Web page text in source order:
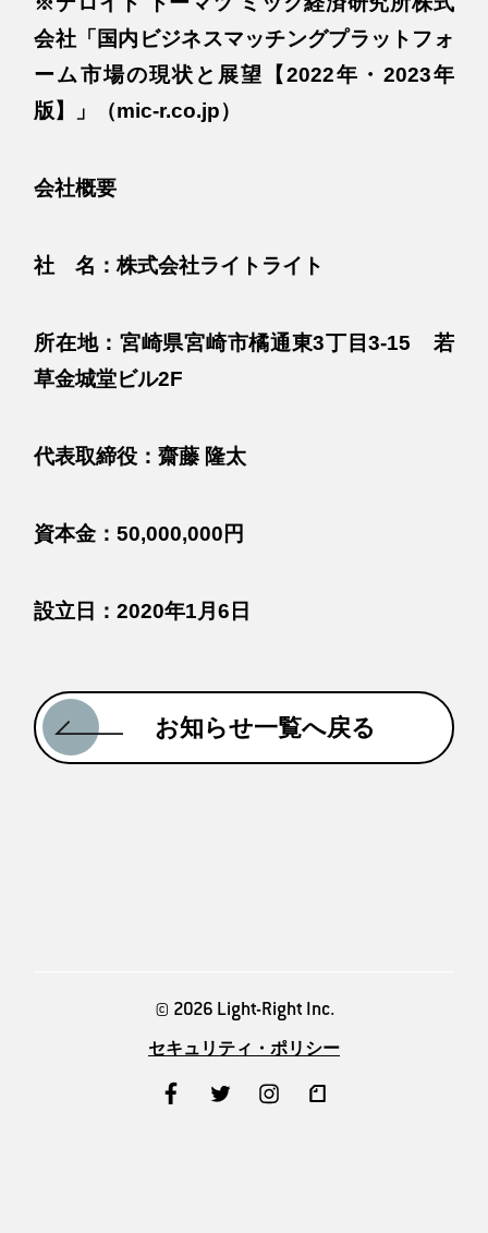
会社「国内ビジネスマッチングプラットフォ
ーム市場の現状と展望【2022年・2023年
版】」（mic-r.co.jp）
会社概要
社 名：株式会社ライトライト
所在地：宮崎県宮崎市橘通東3丁目3-15 若
草金城堂ビル2F
代表取締役：齋藤 隆太
資本金：50,000,000円
設立日：2020年1月6日
お知らせ一覧へ戻る
© 2026 Light-Right Inc.
セキュリティ・ポリシー